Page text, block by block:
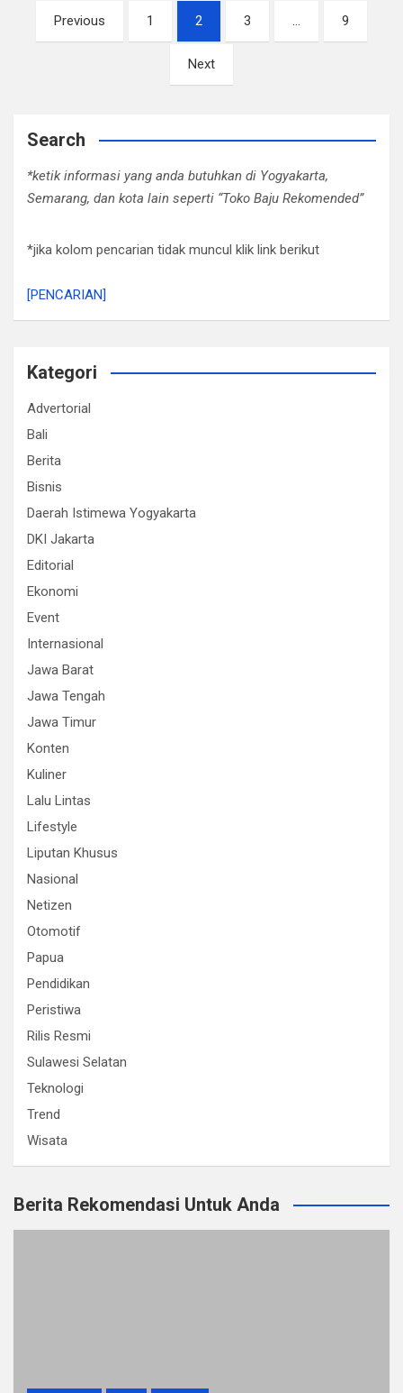
Posts
pagination
Previous 1 2 3 … 9
Next
Search
*ketik informasi yang anda butuhkan di Yogyakarta,
Semarang, dan kota lain seperti “Toko Baju Rekomended”
*jika kolom pencarian tidak muncul klik link berikut
[PENCARIAN]
Kategori
Advertorial
Bali
Berita
Bisnis
Daerah Istimewa Yogyakarta
DKI Jakarta
Editorial
Ekonomi
Event
Internasional
Jawa Barat
Jawa Tengah
Jawa Timur
Konten
Kuliner
Lalu Lintas
Lifestyle
Liputan Khusus
Nasional
Netizen
Otomotif
Papua
Pendidikan
Peristiwa
Rilis Resmi
Sulawesi Selatan
Teknologi
Trend
Wisata
Berita Rekomendasi Untuk Anda